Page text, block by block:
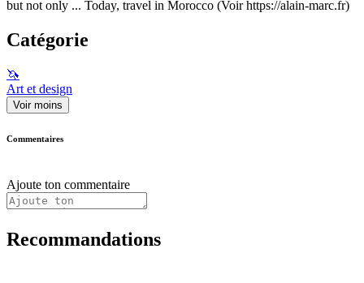
but not only ... Today, travel in Morocco (Voir https://alain-marc.fr)
Catégorie
🦄
Art et design
Voir moins
Commentaires
Ajoute ton commentaire
Recommandations